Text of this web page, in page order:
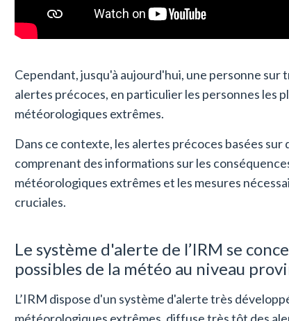
Cependant, jusqu'à aujourd'hui, une personne sur
alertes précoces, en particulier les personnes les
météorologiques extrêmes.
Dans ce contexte, les alertes précoces basées
comprenant des informations sur les
météorologiques extrêmes et les mesures
cruciales.
Le système d'alerte de l’IRM se
possibles de la météo au niveau
L’IRM dispose d'un système d'alerte très
météorologiques extrêmes, diffuse très tôt des